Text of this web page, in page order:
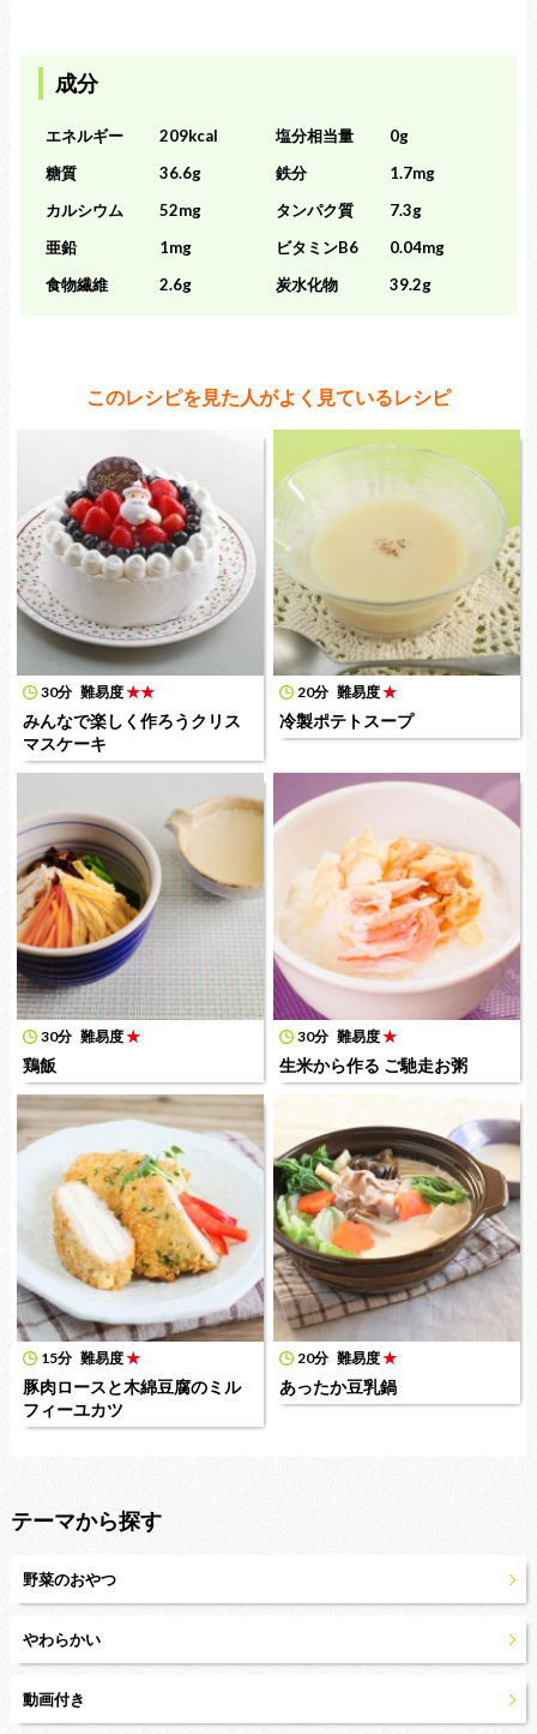
成分
エネルギー 209kcal 塩分相当量
0g
糖質
36.6g 鉄分
1.7mg
カルシウム
52mg タンパク質
7.3g
亜鉛
1mg ビタミンB6
0.04mg
食物繊維
2.6g 炭水化物 39.2g
このレシピを見た人がよく見ているレシピ
30分 難易度★★
みんなで楽しく作ろうクリス
マスケーキ
20分 難易度★
冷製ポテトスープ
30分 難易度★
鶏飯
30分 難易度★
生米から作る ご馳走お粥
15分 難易度★
豚肉ロースと木綿豆腐のミル
フィーユカツ
20分 難易度★
あったか豆乳鍋
テーマから探す
野菜のおやつ
やわらかい
動画付き